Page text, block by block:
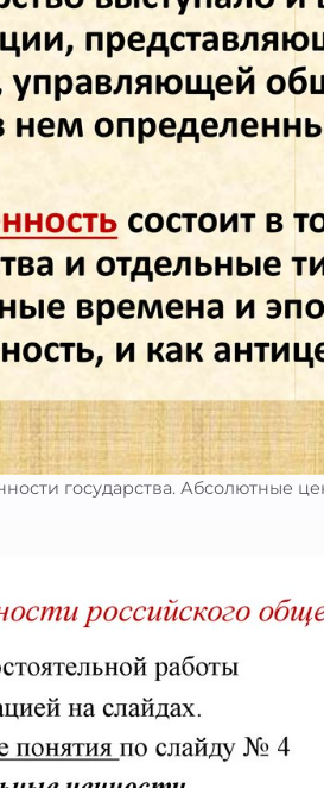
государства. Абсолютные